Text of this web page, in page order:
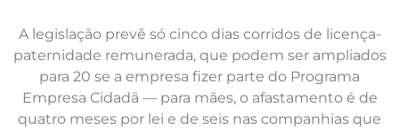
A legislação prevê só cinco dias corridos de licença-
paternidade remunerada, que podem ser ampliados
para 20 se a empresa fizer parte do Programa
Empresa Cidadã — para mães, o afastamento é de
quatro meses por lei e de seis nas companhias que